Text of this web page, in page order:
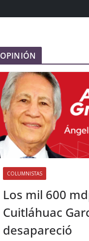
OPINIÓN
COLUMNISTAS
Los mil 600
Cuitláhuac
desapareció